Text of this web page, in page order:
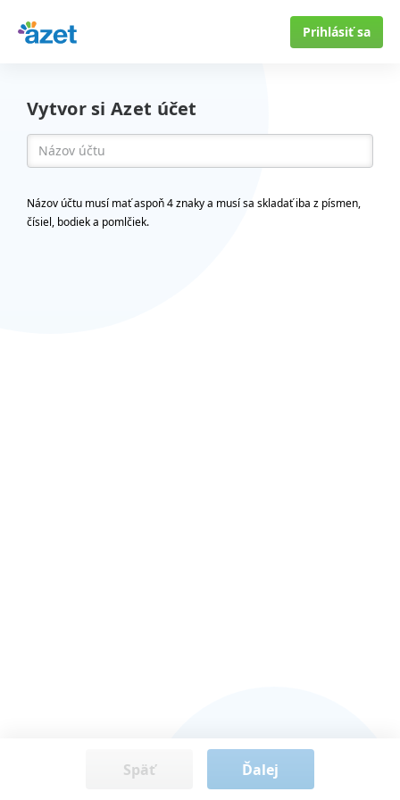
Prihlásiť sa
Vytvor si Azet účet
Názov účtu musí mať aspoň 4 znaky a musí sa skladať iba z písmen,
čísiel, bodiek a pomlčiek.